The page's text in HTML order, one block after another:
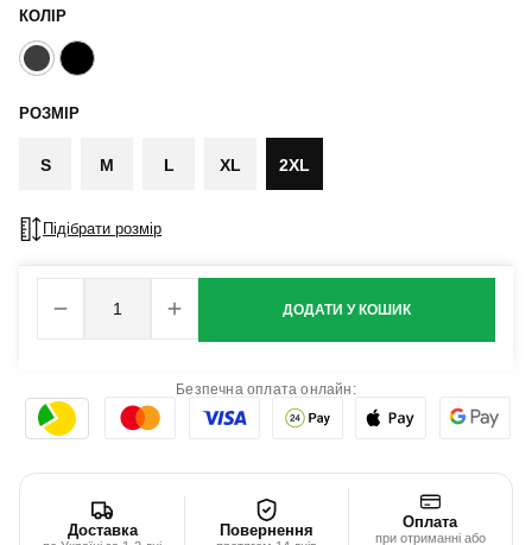
КОЛІР
РОЗМІР
S M L XL 2XL
Підібрати розмір
ДОДАТИ У КОШИК
Безпечна оплата онлайн:
Доставка Повернення Оплата
при отриманні або